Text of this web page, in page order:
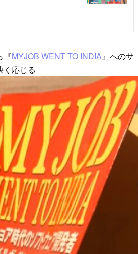
『MYJOB WENT TO INDIA 』へのサ
く応じる